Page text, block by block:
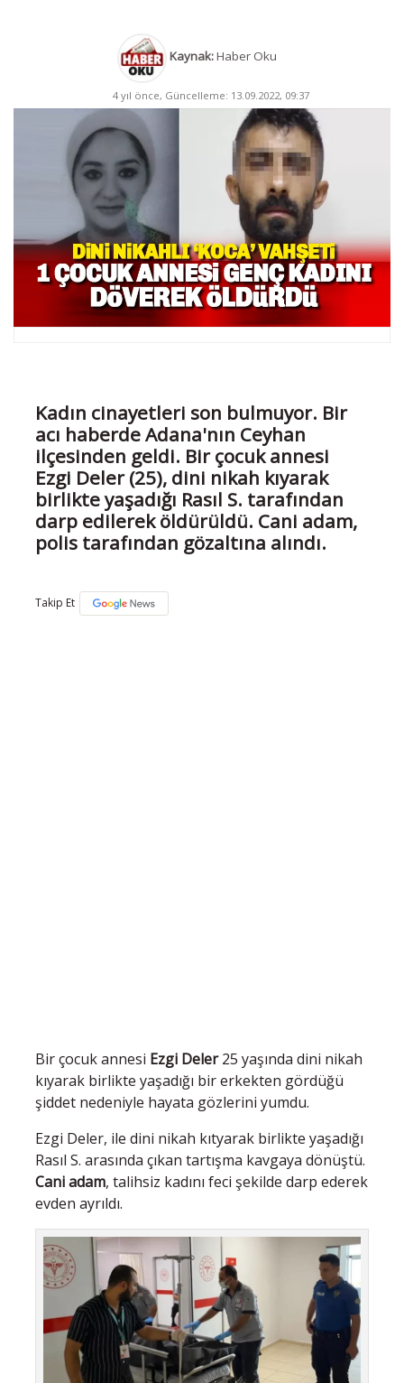
Kaynak:Haber Oku
4 yıl önce, Güncelleme: 13.09.2022, 09:37
Kadın cinayetleri son bulmuyor. Bir
acı haberde Adana'nın Ceyhan
ilçesinden geldi. Bir çocuk annesi
Ezgi Deler (25), dini nikah kıyarak
birlikte yaşadığı Rasıl S. tarafından
darp edilerek öldürüldü. Cani adam,
polis tarafından gözaltına alındı.
Takip Et
Bir çocuk annesi Ezgi Deler25 yaşında dini nikah
kıyarak birlikte yaşadığı bir erkekten gördüğü
şiddet nedeniyle hayata gözlerini yumdu.
Ezgi Deler, ile dini nikah kıtyarak birlikte yaşadığı
Rasıl S. arasında çıkan tartışma kavgaya dönüştü.
Cani adam, talihsiz kadını feci şekilde darp ederek
evden ayrıldı.